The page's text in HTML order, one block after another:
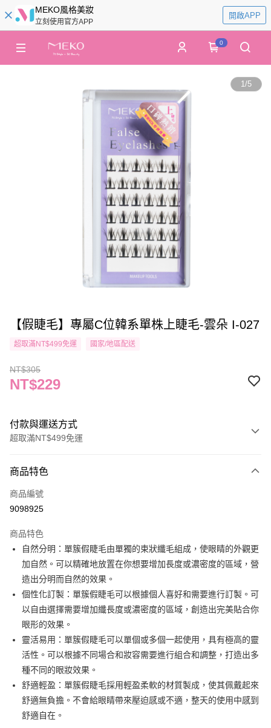
MEKO風格美妝
立刻使用官方APP
開啟APP
0
1/5
【假睫毛】專屬C位韓系單株上睫毛-雲朵 I-027
超取滿NT$499免運 國家/地區配送
NT$305
NT$229
付款與運送方式
超取滿NT$499免運
信用卡一次付款
信用卡分期付款
合作金庫商業銀行
華南商業銀行
彰化商業銀行
上海商業儲蓄銀行
台北富邦商業銀行
國泰世華商業銀行
臺灣中小企業銀行
台中商業銀行
匯豐（台灣）商業銀行
華泰商業銀行
聯邦商業銀行
遠東國際商業銀行
元大商業銀行
玉山商業銀行
星展（台灣）商業銀行
台新國際商業銀行
中國信託商業銀行
台灣樂天信用卡公司
超商取貨付款
LINE Pay
Apple Pay
街口支付
AFTEE先享後付
相關說明
【關於「AFTEE先享後付」】
AFTEE先享後付是「在收到商品之後才付款」的支付方式。 讓您購物簡單
便利好安心！
１．簡單：不需註冊會員、不需綁卡、不需儲值。
運送方式
商品特色
商品編號
9098925
商品特色
自然分明：單簇假睫毛由單獨的束狀纖毛組成，使眼睛的外觀更
加自然。可以精確地放置在你想要增加長度或濃密度的區域，營
造出分明而自然的效果。
個性化訂製：單簇假睫毛可以根據個人喜好和需要進行訂製。可
以自由選擇需要增加纖長度或濃密度的區域，創造出完美貼合你
眼形的效果。
靈活易用：單簇假睫毛可以單個或多個一起使用，具有極高的靈
活性。可以根據不同場合和妝容需要進行組合和調整，打造出多
種不同的眼妝效果。
舒適輕盈：單簇假睫毛採用輕盈柔軟的材質製成，使其佩戴起來
舒適無負擔。不會給眼睛帶來壓迫感或不適，整天的使用中感到
舒適自在。